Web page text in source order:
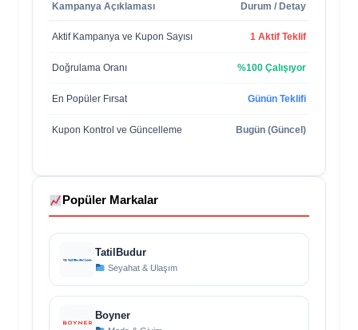
Kampanya Açıklaması Durum / Detay
Aktif Kampanya ve Kupon Sayısı 1 Aktif Teklif
Doğrulama Oranı %100 Çalışıyor
En Popüler Fırsat Günün Teklifi
Kupon Kontrol ve Güncelleme Bugün (Güncel)
Popüler Markalar
TatilBudur
Seyahat & Ulaşım
Boyner